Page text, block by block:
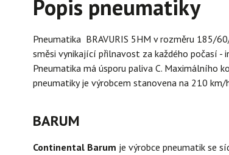
Popis pneumatiky
Pneumatika BRAVURIS 5HM v rozměru 185/
směsi vynikající přilnavost za každého počasí -
Pneumatika má úsporu paliva C. Maximálního
pneumatiky je výrobcem stanovena na 210 km/
BARUM
Continental Barum je výrobce pneumatik se